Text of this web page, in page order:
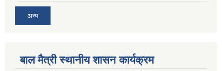
अन्य
बाल मैत्री स्थानीय शासन कार्यक्रम